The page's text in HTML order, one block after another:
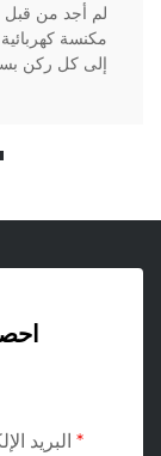
لم أجد من
إلى كل ركن
البريد